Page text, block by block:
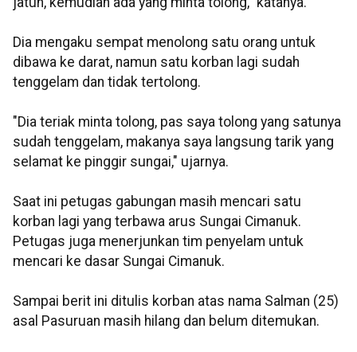
Dia mengaku sempat menolong satu orang untuk
dibawa ke darat, namun satu korban lagi sudah
tenggelam dan tidak tertolong.
"Dia teriak minta tolong, pas saya tolong yang satunya
sudah tenggelam, makanya saya langsung tarik yang
selamat ke pinggir sungai," ujarnya.
Saat ini petugas gabungan masih mencari satu
korban lagi yang terbawa arus Sungai Cimanuk.
Petugas juga menerjunkan tim penyelam untuk
mencari ke dasar Sungai Cimanuk.
Sampai berit ini ditulis korban atas nama Salman (25)
asal Pasuruan masih hilang dan belum ditemukan.